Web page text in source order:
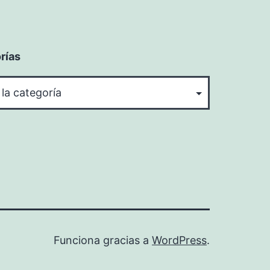
Funciona gracias a WordPress.